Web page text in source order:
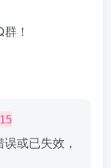
！
或已失效，